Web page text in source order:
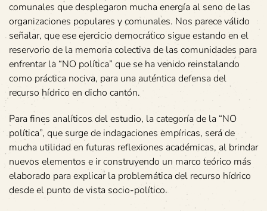
comunales que desplegaron mucha energía al seno de las
organizaciones populares y comunales. Nos parece válido
señalar, que ese ejercicio democrático sigue estando en el
reservorio de la memoria colectiva de las comunidades para
enfrentar la “NO política” que se ha venido reinstalando
como práctica nociva, para una auténtica defensa del
recurso hídrico en dicho cantón.
Para fines analíticos del estudio, la categoría de la “NO
política”, que surge de indagaciones empíricas, será de
mucha utilidad en futuras reflexiones académicas, al brindar
nuevos elementos e ir construyendo un marco teórico más
elaborado para explicar la problemática del recurso hídrico
desde el punto de vista socio-político.